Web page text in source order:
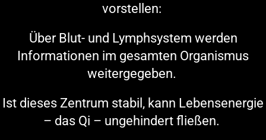
vorstellen:
Über Blut- und Lymphsystem werden
Informationen im gesamten Organismus
weitergegeben.
Ist dieses Zentrum stabil, kann Lebensenergie
– das Qi – ungehindert fließen.